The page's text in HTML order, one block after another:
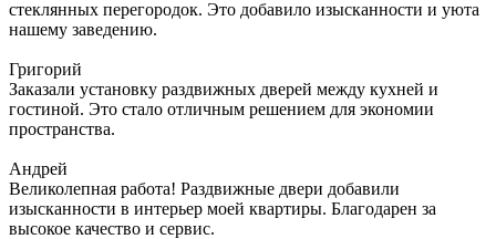
стеклянных перегородок. Это добавило изысканности и уюта
нашему заведению.
Григорий
Заказали установку раздвижных дверей между кухней и
гостиной. Это стало отличным решением для экономии
пространства.
Андрей
Великолепная работа! Раздвижные двери добавили
изысканности в интерьер моей квартиры. Благодарен за
высокое качество и сервис.